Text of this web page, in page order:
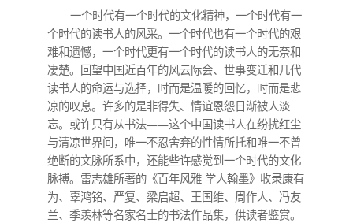
一个时代有一个时代的文化精神，一个时代有一
个时代的读书人的风采。一个时代也有一个时代的艰
难和遗憾，一个时代更有一个时代的读书人的无奈和
凄楚。回望中国近百年的风云际会、世事变迁和几代
读书人的命运与选择，时而是温暖的回忆，时而是悲
凉的叹息。许多的是非得失、情谊恩怨日渐被人淡
忘。或许只有从书法——这个中国读书人在纷扰红尘
与清凉世界间，唯一不忍舍弃的性情所托和唯一不曾
绝断的文脉所系中，还能些许感觉到一个时代的文化
脉搏。雷志雄所著的《百年风雅 学人翰墨》收录康有
为、辜鸿铭、严复、梁启超、王国维、周作人、冯友
兰、季羡林等名家名士的书法作品集，供读者鉴赏。